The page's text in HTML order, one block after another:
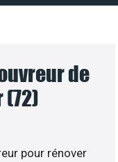
de
pour rénover